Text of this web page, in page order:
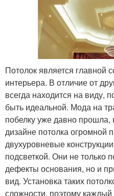
Потолок является главной
интерьера. В отличие от
всегда находится на виду,
быть идеальной. Мода на
побелку уже давно прошла,
дизайне потолка огромной
двухуровневые
подсветкой. Они не только
дефекты основания, но и
вид. Установка таких
сложности, поэтому